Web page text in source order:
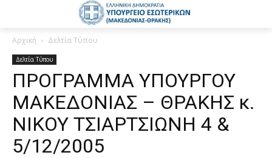
Αρχική Δελτία Τύπου
Δελτία Τύπου
ΠΡΟΓΡΑΜΜΑ ΥΠΟΥΡΓΟΥ
ΜΑΚΕΔΟΝΙΑΣ – ΘΡΑΚΗΣ κ.
ΝΙΚΟΥ ΤΣΙΑΡΤΣΙΩΝΗ 4 &
5/12/2005